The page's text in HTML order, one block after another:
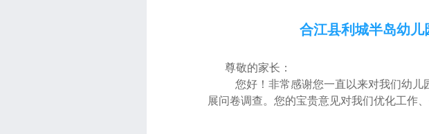
合江县利城半岛幼
尊敬的家长：
您好！非常感谢您一直以来对我们幼
展问卷调查。您的宝贵意见对我们优化工作